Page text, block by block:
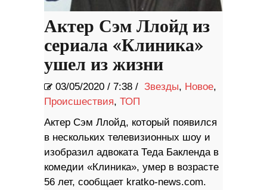
Актер Сэм Ллойд из
сериала «Клиника»
ушел из жизни
03/05/2020 / 7:38 / Звезды, Новое,
Происшествия, ТОП
Актер Сэм Ллойд, который появился
в нескольких телевизионных шоу и
изобразил адвоката Теда Бакленда в
комедии «Клиника», умер в возрасте
56 лет, сообщает kratko-news.com.